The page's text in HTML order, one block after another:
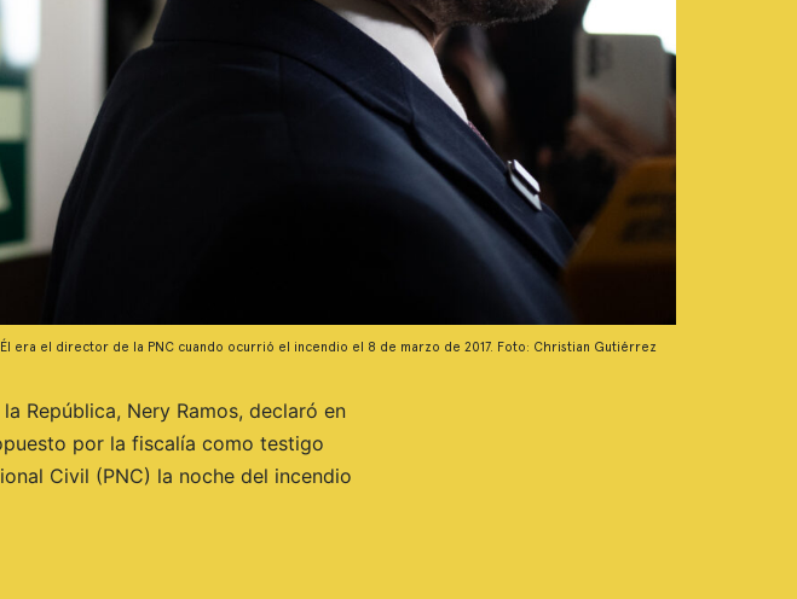
el director de la PNC cuando ocurrió el incendio el 8 de marzo de 2017. Foto: Christian Gutiérrez
República, Nery Ramos, declaró en
por la fiscalía como testigo
Civil (PNC) la noche del incendio